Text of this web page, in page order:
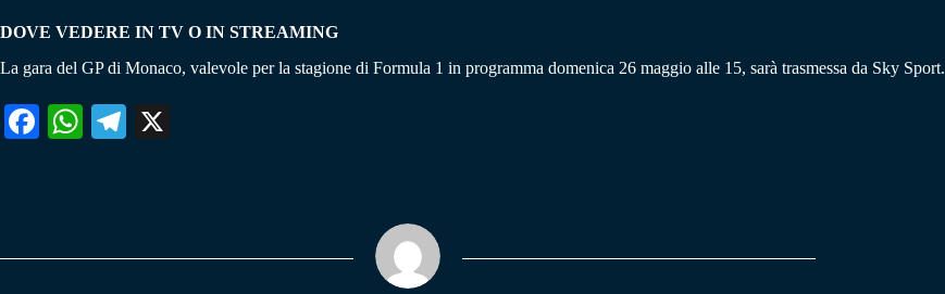
DOVE VEDERE IN TV O IN STREAMING
La gara del GP di Monaco, valevole per la stagione di Formula 1 in programma domenica 26 maggio alle 15, sarà trasmessa da Sky Sport.
Fa W
pp
Te
m